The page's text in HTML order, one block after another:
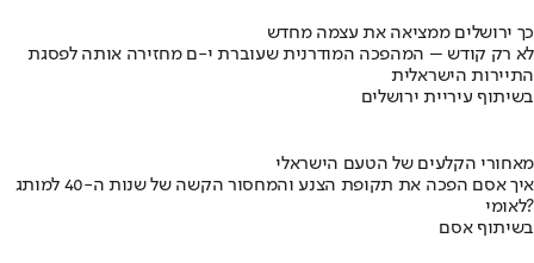
כך ירושלים ממציאה את עצמה מחדש
לא רק קודש – המהפכה המודרנית שעוברת י-ם מחזירה אותה לפסגת
התיירות הישראלית
בשיתוף עיריית ירושלים
מאחורי הקלעים של הטעם הישראלי
איך אסם הפכה את תקופת הצנע והמחסור הקשה של שנות ה-40 למותג
לאומי?
בשיתוף אסם